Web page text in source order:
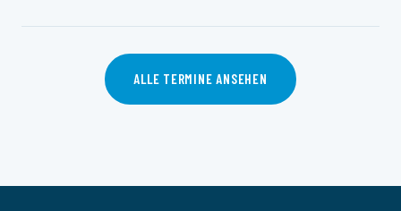
ALLE TERMINE ANSEHEN